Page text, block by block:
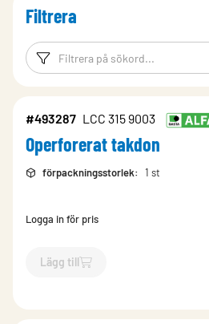
Filtrera
Filtreringsord
#493287 LCC 315 9003
Operforerat takdon
förpackningsstorlek: 1 st
Logga in för pris
Lägg till
`$Lägg till